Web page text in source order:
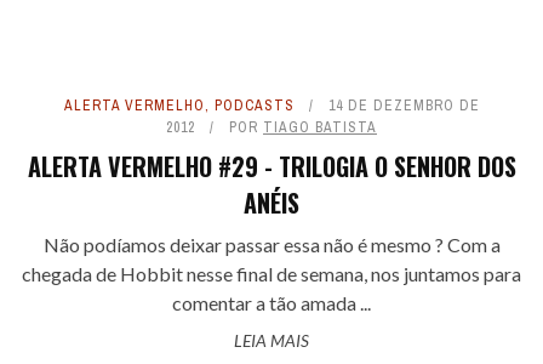
ALERTA VERMELHO, PODCASTS
14 DE DEZEMBRO DE
2012
POR TIAGO BATISTA
ALERTA VERMELHO #29 - TRILOGIA O SENHOR DOS
ANÉIS
Não podíamos deixar passar essa não é mesmo ? Com a
chegada de Hobbit nesse final de semana, nos juntamos para
comentar a tão amada ...
LEIA MAIS